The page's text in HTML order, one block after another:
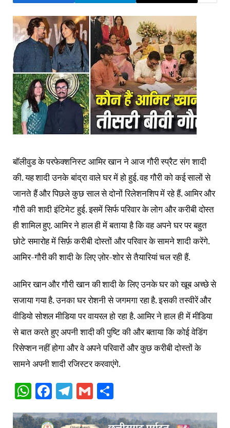
बॉलीवुड के परफेक्शनिस्ट आमिर खान ने आज गौरी स्प्रैट संग शादी
की. यह शादी उनके बांद्रा वाले घर में हो हुई. वह गौरी को कई सालों से
जानते हैं और पिछले कुछ साल से दोनों रिलेशनशिप में रहे हैं. आमिर और
गौरी की शादी इंटिमेट हुई. इसमें सिर्फ परिवार के लोग और करीबी दोस्त
ही शामिल हुए. आमिर ने हाल ही में बताया है कि वह अपने घर पर बहुत
छोटे समारोह में सिर्फ़ करीबी दोस्तों और परिवार के सामने शादी करेंगे.
आमिर-गौरी की शादी के लिए ज़ोर-शोर से तैयारियां चल रही हैं.
आमिर खान और गौरी खान की शादी के लिए उनके घर को खूब अच्छे से
सजाया गया है. उनका घर रोशनी से जगमगा रहा है. इसकी तस्वीरें और
वीडियो सोशल मीडिया पर वायरल हो रहा है. आमिर ने हाल ही में मीडिया
से बात करते हुए अपनी शादी की पुष्टि की और बताया कि कोई वेडिंग
रिसेप्शन नहीं होगा और वे अपने परिवारों और कुछ करीबी दोस्तों के
सामने अपनी शादी रजिस्टर करवाएंगे.
WhatsApp
Facebook
Telegram
Gmail